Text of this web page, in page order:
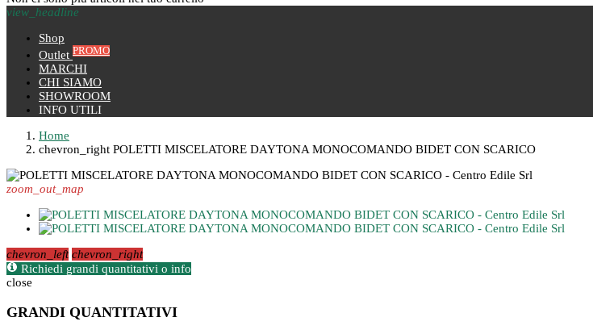
view_headline
Shop
Outlet PROMO
MARCHI
CHI SIAMO
SHOWROOM
INFO UTILI
Home
chevron_right POLETTI MISCELATORE DAYTONA MONOCOMANDO BIDET CON SCARICO
zoom_out_map
chevron_left chevron_right
Richiedi grandi quantitativi o info
close
GRANDI QUANTITATIVI